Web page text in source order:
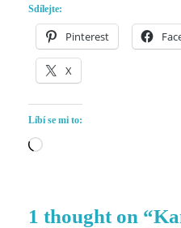
Sdílejte:
Pinterest
X
Líbí se mi to:
Načítání…
1 thought on